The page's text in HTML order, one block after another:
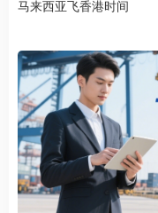
马来西亚飞香港时间